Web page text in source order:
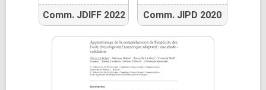
Comm. JDIFF 2022 Comm. JIPD 2020